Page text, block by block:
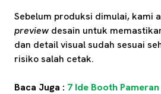
Sebelum produksi dimulai, kami
preview desain untuk
dan detail visual sudah sesuai
risiko salah cetak.
Baca Juga : 7 Ide Booth